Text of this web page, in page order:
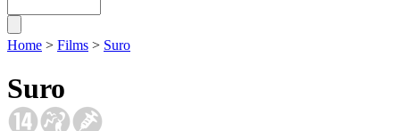
Home > Films > Suro
Suro